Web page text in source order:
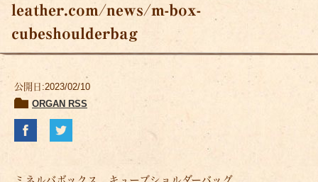
leather.com/news/m-box-
cubeshoulderbag
公開日:2023/02/10
ORGAN RSS